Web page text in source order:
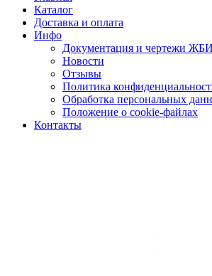
Каталог
Доставка и оплата
Инфо
Документация и чертежи ЖБИ
Новости
Отзывы
Политика
Обработка персональных
Положение о cookie-файлах
Контакты